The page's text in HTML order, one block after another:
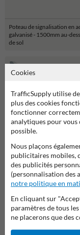
Poteau de signalisation en
galvanisé - 1500mm au-
de sol
Poteau de signalisation en
galvanisé - 2200mm au-
de sol
Vous recherchez peut-
Cookies
TrafficSupply utilise
plus des cookies
fonctionner
analytiques pour
possible.
Nous plaçons
publicitaires mobiles,
des publicités
(personnalisation des
notre politique en
En cliquant sur
paramètres de tous
ne placerons que des